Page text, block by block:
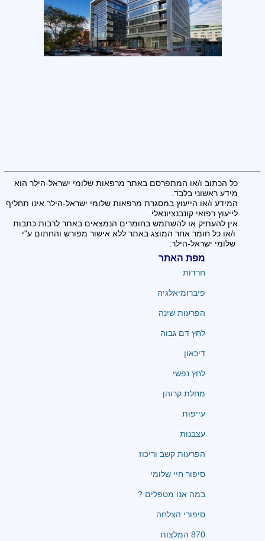
כל הכתוב ו/או המתפרסם באתר מרפאות שלומי ישראל-הילר הוא
מידע ראשוני בלבד.
המידע ו/או הייעוץ במסגרת מרפאות שלומי ישראל-הילר אינו תחליף
לייעוץ רפואי קונבנציונאלי.
אין להעתיק או להשתמש בחומרים הנמצאים באתר לרבות כתבות
ו/או כל חומר אחר המוצג באתר ללא אישור מפורש והחתום ע"י
שלומי ישראל-הילר.
מפת האתר
חרדות
פיברומיאלגיה
הפרעות שינה
לחץ דם גבוה
דיכאון
לחץ נפשי
מחלת קרוהן
עייפות
עצבנות
הפרעות קשב וריכוז
סיפור חיי שלומי
במה אנו מטפלים ?
סיפורי הצלחה
870 המלצות